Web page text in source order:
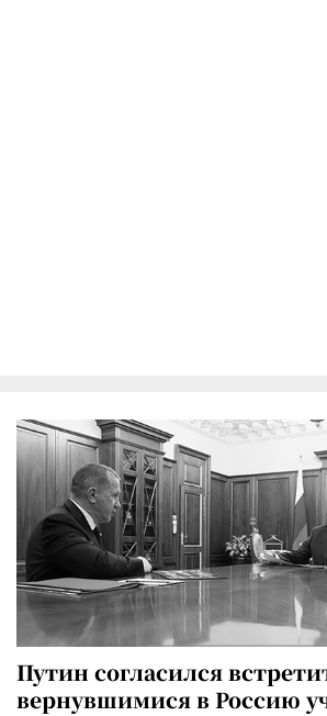
Путин согласился
вернувшимися в Россию